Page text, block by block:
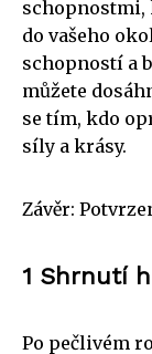
do vašeho
schopností a
můžete
se tím, kdo
síly a krásy.
Závěr:
1 Shrnutí
Po pečlivém